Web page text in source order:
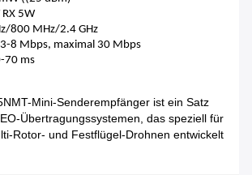
5W
800 MHz/2.4 GHz
8 Mbps, maximal 30 Mbps
70 ms
Mini-Senderempfänger ist ein Satz
Übertragungssystemen, das speziell für
Rotor- und Festflügel-Drohnen entwickelt